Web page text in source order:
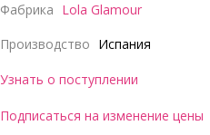
Фабрика Lola Glamour
Производство Испания
Узнать о поступлении
Подписаться на изменение цены